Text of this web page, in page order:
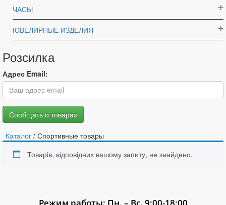
ЧАСЫ
ЮВЕЛИРНЫЕ ИЗДЕЛИЯ
Розсилка
Адрес Email:
Каталог / Спортивные товары
Товарів, відповідних вашому запиту, не знайдено.